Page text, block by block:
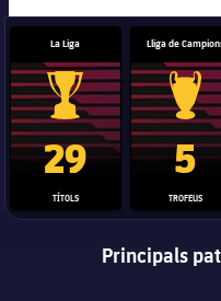
La Liga
Trofeu de la Liga
29
TÍTOLS
Lliga de
5
TROFEUS
Principals